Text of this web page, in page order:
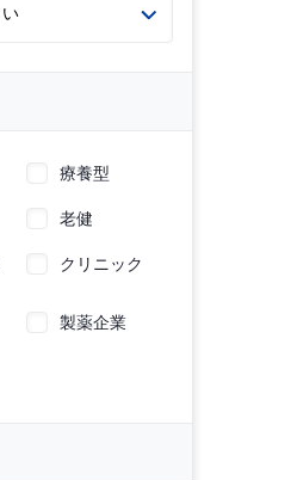
療養型
老健
クリニック
製薬企業